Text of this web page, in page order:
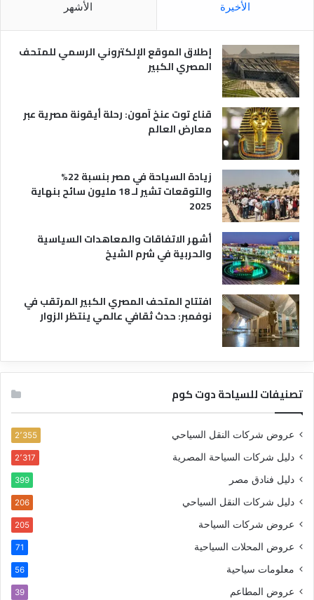
ل
س
ح
ي
ر
الأخيرة الأشهر
إطلاق الموقع الإلكتروني الرسمي للمتحف
المصري الكبير
قناع توت عنخ آمون: رحلة أيقونة مصرية عبر
معارض العالم
زيادة السياحة في مصر بنسبة 22%
والتوقعات تشير لـ 18 مليون سائح بنهاية
2025
أشهر الاتفاقات والمعاهدات السياسية
والحربية في شرم الشيخ
افتتاح المتحف المصري الكبير المرتقب في
نوفمبر: حدث ثقافي عالمي ينتظر الزوار
تصنيفات للسياحة دوت كوم
عروض شركات النقل السياحي 2٬355
دليل شركات السياحة المصرية 2٬317
دليل فنادق مصر 399
دليل شركات النقل السياحي 206
عروض شركات السياحة 205
عروض المحلات السياحية 71
معلومات سياحية 56
عروض المطاعم 39